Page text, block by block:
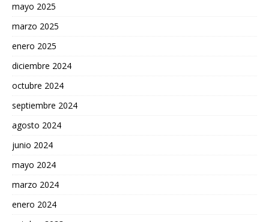
mayo 2025
marzo 2025
enero 2025
diciembre 2024
octubre 2024
septiembre 2024
agosto 2024
junio 2024
mayo 2024
marzo 2024
enero 2024